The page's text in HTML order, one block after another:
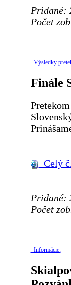
Pridané:
Počet
Výsledky
Finále
Celý
Pridané:
Počet
Informácie: